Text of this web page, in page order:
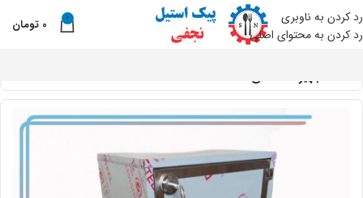
رد کردن به ناوبری
رد کردن به محتوای اصلی
0
0 تومان
تجهیزات صنعتی